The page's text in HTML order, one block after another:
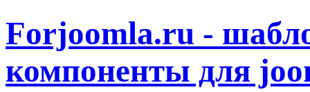
Forjoomla.ru -
компоненты для